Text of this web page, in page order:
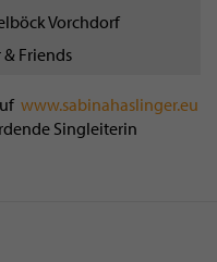
Vorchdorf
Friends
www.sabinahaslinger.eu
Singleiterin